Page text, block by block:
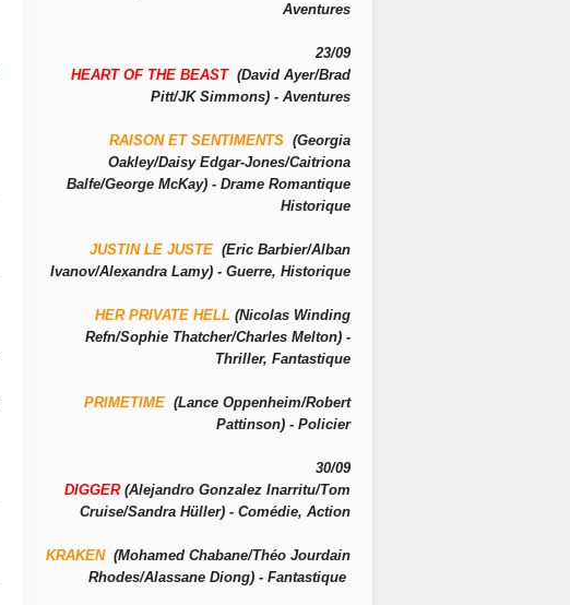
Aventures
23/09
HEART OF THE BEAST(David Ayer/Brad
Pitt/JK Simmons) - Aventures
RAISON ET SENTIMENTS (Georgia
Oakley/Daisy Edgar-Jones/Caitriona
Balfe/George McKay) - Drame Romantique
Historique
JUSTIN LE JUSTE (Eric Barbier/Alban
Ivanov/Alexandra Lamy) - Guerre, Historique
HER PRIVATE HELL (Nicolas Winding
Refn/Sophie Thatcher/Charles Melton) -
Thriller, Fantastique
PRIMETIME (Lance Oppenheim/Robert
Pattinson) - Policier
30/09
DIGGER (Alejandro Gonzalez Inarritu/Tom
Cruise/Sandra Hüller) - Comédie, Action
KRAKEN(Mohamed Chabane/Théo Jourdain
Rhodes/Alassane Diong) - Fantastique